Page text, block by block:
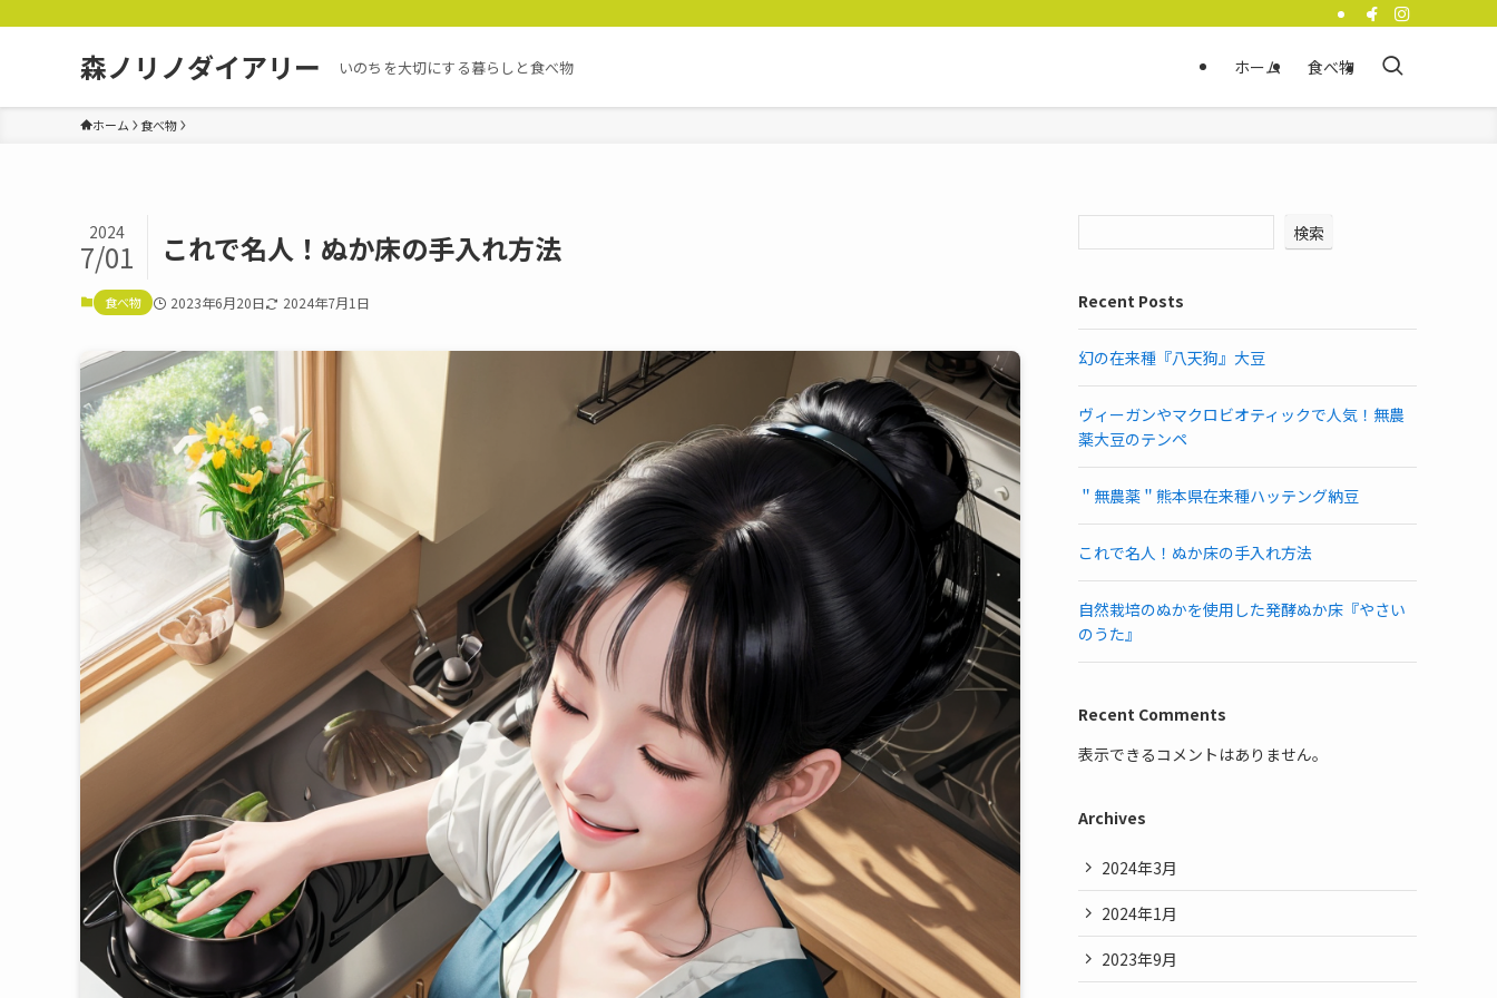
森ノリノダイアリー いのちを大切にする暮らしと食べ物 ホーム 食べ物
ホーム 食べ物
これで名人！ぬか床の手入れ方法
2024
7/01
食べ物 2023年6月20日 2024年7月1日
検索
Recent Posts
幻の在来種『八天狗』大豆
ヴィーガンやマクロビオティックで人気！無農
薬大豆のテンペ
＂無農薬＂熊本県在来種ハッテング納豆
これで名人！ぬか床の手入れ方法
自然栽培のぬかを使用した発酵ぬか床『やさい
のうた』
Recent Comments
表示できるコメントはありません。
Archives
2024年3月
2024年1月
2023年9月